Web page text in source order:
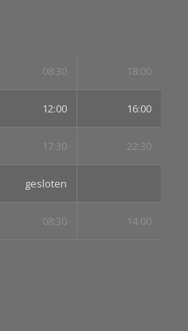
08:30 18:00
12:00 16:00
17:30 22:30
gesloten
08:30 14:00